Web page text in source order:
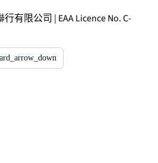
有限公司 | EAA Licence No. C-